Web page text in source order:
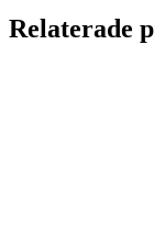
Relaterade